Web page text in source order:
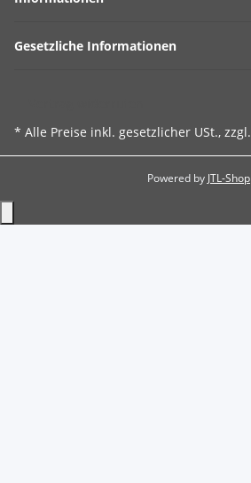
Gesetzliche Informationen
* Alle Preise inkl. gesetzlicher USt., zzgl.
Powered by JTL-Shop